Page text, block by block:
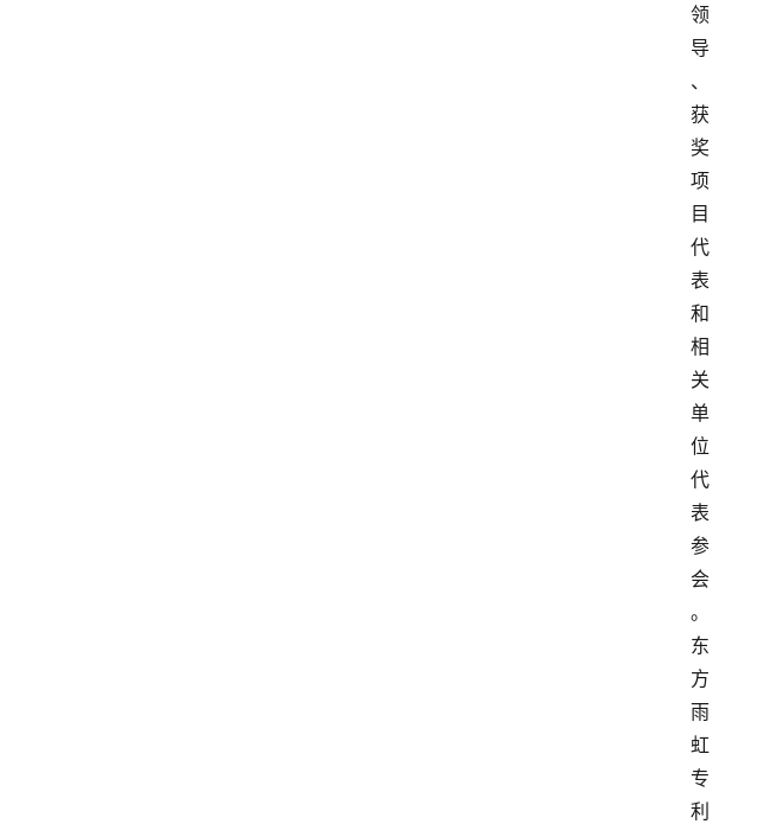
领
导
、
获
奖
项
目
代
表
和
相
关
单
位
代
表
参
会
。
东
方
雨
虹
专
利